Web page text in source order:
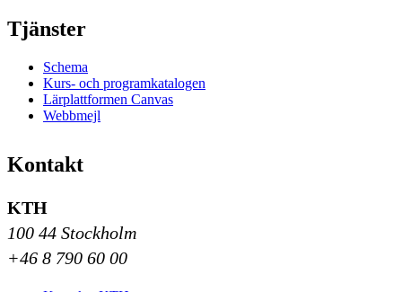
Tjänster
Schema
Kurs- och programkatalogen
Lärplattformen Canvas
Webbmejl
Kontakt
KTH
100 44 Stockholm
+46 8 790 60 00